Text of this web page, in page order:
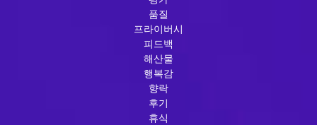
품질
프라이버시
피드백
해산물
행복감
향락
후기
휴식